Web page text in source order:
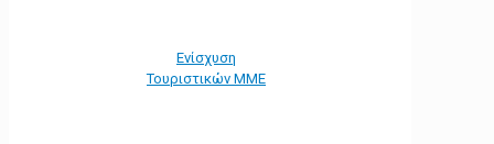
Ενίσχυση
Τουριστικών ΜΜΕ